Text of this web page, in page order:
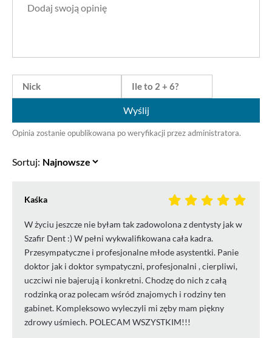
Wyślij
Opinia zostanie opublikowana po weryfikacji przez administratora.
Sortuj:
Kaśka
W życiu jeszcze nie byłam tak zadowolona z dentysty jak w
Szafir Dent :) W pełni wykwalifikowana cała kadra.
Przesympatyczne i profesjonalne młode asystentki. Panie
doktor jak i doktor sympatyczni, profesjonalni , cierpliwi,
uczciwi nie bajerują i konkretni. Chodzę do nich z całą
rodzinką oraz polecam wśród znajomych i rodziny ten
gabinet. Kompleksowo wyleczyli mi zęby mam piękny
zdrowy uśmiech. POLECAM WSZYSTKIM!!!